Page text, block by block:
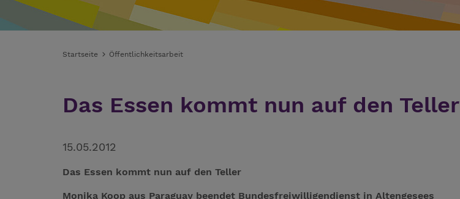
Startseite Öffentlichkeitsarbeit
Das Essen kommt nun auf den Teller
15.05.2012
Das Essen kommt nun auf den Teller
Monika Koop aus Paraguay beendet Bundesfreiwilligendienst in Altengesees